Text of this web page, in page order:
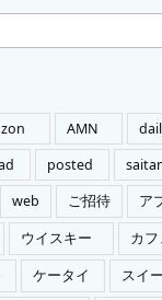
AMN
posted
web ご招待
ア
ウイスキー
カフ
ケータイ スイ